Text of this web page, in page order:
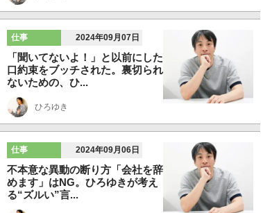
仕事 2024年09月07日
「聞いてないよ！」と以前にした
口約束をブッチされた。裏切られ
ないための、ひ...
ひろゆき
仕事 2024年09月06日
不本意な異動の断り方「会社を辞
めます」はNG。ひろゆきが考え
る“ズルい”言...